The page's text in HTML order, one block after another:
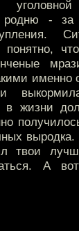
родню - за
понятно,
именно
в жизни
твои
А